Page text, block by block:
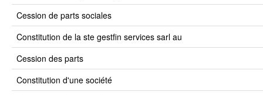
cession de parts sociales
constitution de la ste gestfin services sarl au
cession des parts
constitution d'une société